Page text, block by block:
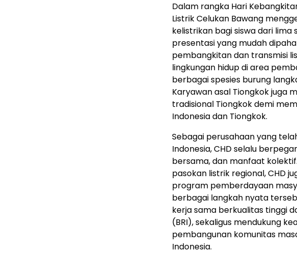
Dalam rangka Hari
Listrik Celukan Bawang
kelistrikan bagi siswa dari lima
presentasi yang mudah
pembangkitan dan transmisi
lingkungan hidup di area
berbagai spesies burung
Karyawan asal Tiongkok juga
tradisional Tiongkok demi
Indonesia dan Tiongkok.
Sebagai perusahaan yang
Indonesia, CHD selalu
bersama, dan manfaat
pasokan listrik regional, CHD
program pemberdayaan
berbagai langkah nyata
kerja sama berkualitas tinggi
(BRI), sekaligus mendukung
pembangunan komunitas
Indonesia.